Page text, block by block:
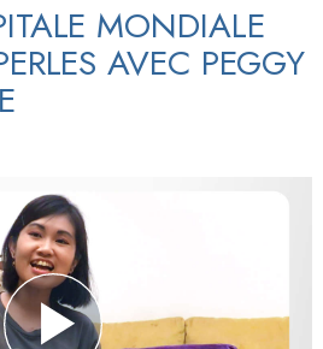
MONDIALE
AVEC PEGGY